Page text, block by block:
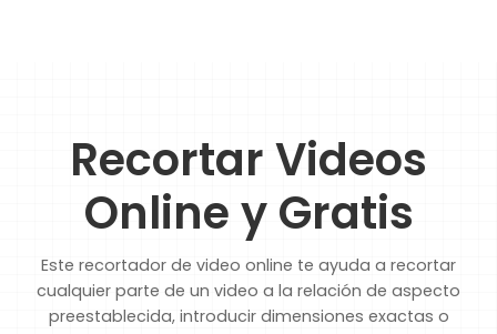
Recortar Videos
Online y Gratis
Este recortador de video online te ayuda a recortar
cualquier parte de un video a la relación de aspecto
preestablecida, introducir dimensiones exactas o